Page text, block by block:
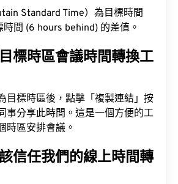
Standard Time）為目標時間
時間 (6 hours behind) 的差值。
標時區會議時間轉換工
目標時區後，點擊「複製連結」按
事分享此時間。這是一個方便的工
時區安排會議。
信任我們的線上時間轉